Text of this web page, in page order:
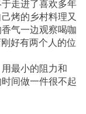
走进了喜欢多年
烤的乡村料理又
气一边观察喝咖
好有两个人的位
最小的阻力和
间做一件很不起